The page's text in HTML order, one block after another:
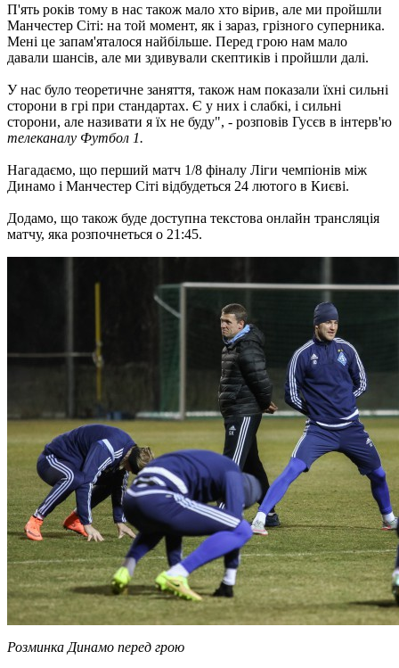
П'ять років тому в нас також мало хто вірив, але ми пройшли
Манчестер Сіті: на той момент, як і зараз, грізного суперника.
Мені це запам'яталося найбільше. Перед грою нам мало
давали шансів, але ми здивували скептиків і пройшли далі.
У нас було теоретичне заняття, також нам показали їхні сильні
сторони в грі при стандартах. Є у них і слабкі, і сильні
сторони, але називати я їх не буду", - розповів Гусєв в інтерв'ю
телеканалу Футбол 1.
Нагадаємо, що перший матч 1/8 фіналу Ліги чемпіонів між
Динамо і Манчестер Сіті відбудеться 24 лютого в Києві.
Додамо, що також буде доступна текстова онлайн трансляція
матчу, яка розпочнеться о 21:45.
Розминка Динамо перед грою